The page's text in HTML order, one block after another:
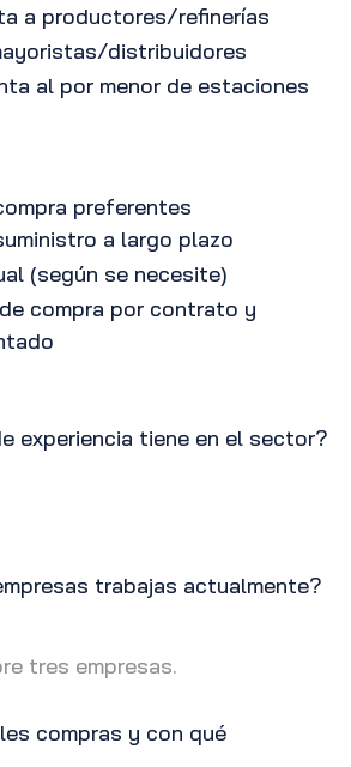
a productores/refinerías
distribuidores
al por menor de estaciones
preferentes
a largo plazo
(según se necesite)
compra por contrato y
experiencia tiene en el sector?
trabajas actualmente?
compras y con qué